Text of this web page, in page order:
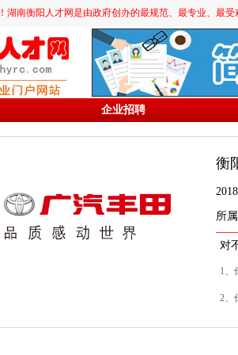
湖南衡阳人才网是由政府创办的最规范、最专业、最
企业招聘
衡
所
对
1、
2、